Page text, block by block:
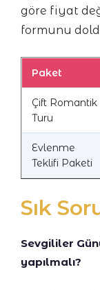
göre fiyat
formunu
Paket
Çift Romantik
Turu
Evlenme
Teklifi Paketi
Sık
Sevgililer
yapılmalı?